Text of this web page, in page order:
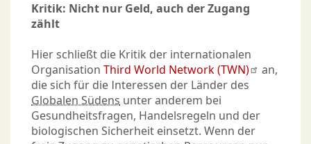
Kritik: Nicht nur Geld, auch der Zugang
zählt
Hier schließt die Kritik der internationalen
Organisation Third World Network (TWN)
an,
die sich für die Interessen der Länder des
Globalen Südens unter anderem bei
Gesundheitsfragen, Handelsregeln und der
biologischen Sicherheit einsetzt. Wenn der